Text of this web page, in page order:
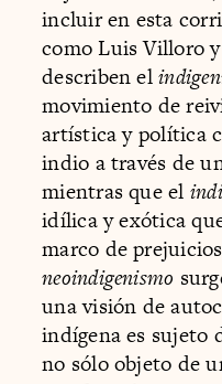
incluir en esta
como Luis Villoro
describen el ​
movimiento de
artística y política
indio a través de
mientras que el ​
idílica y exótica
marco de
neoindigenismo
una visión de
indígena es sujeto
no sólo objeto de